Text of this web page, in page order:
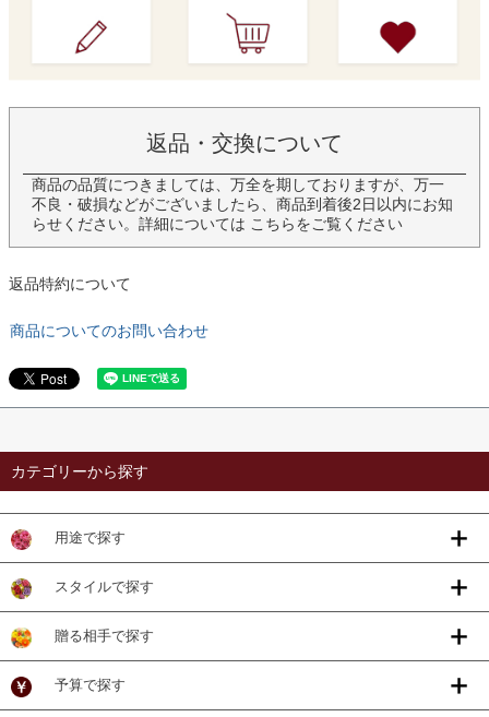
返品・交換について
商品の品質につきましては、万全を期しておりますが、万一
不良・破損などがございましたら、商品到着後2日以内にお知
らせください。詳細については こちらをご覧ください
返品特約について
商品についてのお問い合わせ
カテゴリーから探す
用途で探す
スタイルで探す
贈る相手で探す
予算で探す